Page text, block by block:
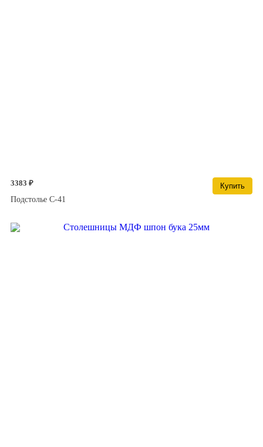
3383 ₽
Купить
Подстолье С-41